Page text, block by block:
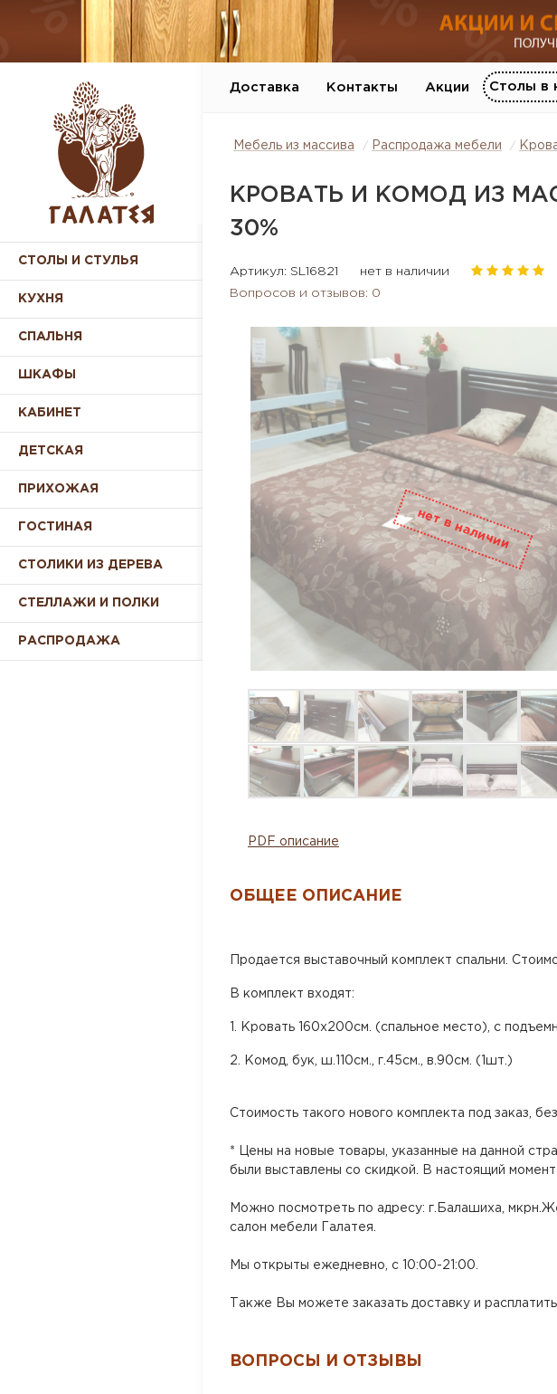
Доставка Контакты Акции Столы в
СТОЛЫ И СТУЛЬЯ
КУХНЯ
СПАЛЬНЯ
ШКАФЫ
КАБИНЕТ
ДЕТСКАЯ
ПРИХОЖАЯ
ГОСТИНАЯ
СТОЛИКИ ИЗ ДЕРЕВА
СТЕЛЛАЖИ И ПОЛКИ
РАСПРОДАЖА
Мебель из массива Распродажа мебели
КРОВАТЬ И КОМОД ИЗ
30%
Артикул: SL16821
нет в наличии
Вопросов и отзывов: 0
PDF описание
ОБЩЕЕ ОПИСАНИЕ
Продается выставочный комплект спальни.
В комплект входят:
1. Кровать 160х200см. (спальное место), с
2. Комод, бук, ш.110см., г.45см., в.90см. (1шт.)
Стоимость такого нового комплекта под заказ,
* Цены на новые товары, указанные на данной
были выставлены со скидкой. В настоящий
Можно посмотреть по адресу: г.Балашиха,
салон мебели Галатея.
Мы открыты ежедневно, с 10:00-21:00.
Также Вы можете заказать доставку и
ВОПРОСЫ И ОТЗЫВЫ